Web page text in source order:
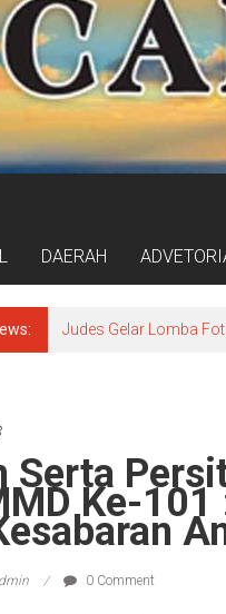
DAERAH
Judes Gelar Lomba
Serta
Ke-
0 Comment